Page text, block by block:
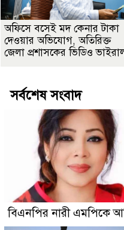
অফিসে বসেই মদ কেনার টাকা
দেওয়ার অভিযোগ, অতিরিক্ত
জেলা প্রশাসকের ভিডিও
সর্বশেষ সংবাদ
বিএনপির নারী এমপিকে